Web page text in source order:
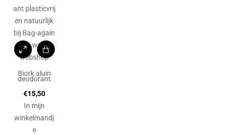
Biork aluin
deodorant
€15,50
In mijn
winkelmandj
e